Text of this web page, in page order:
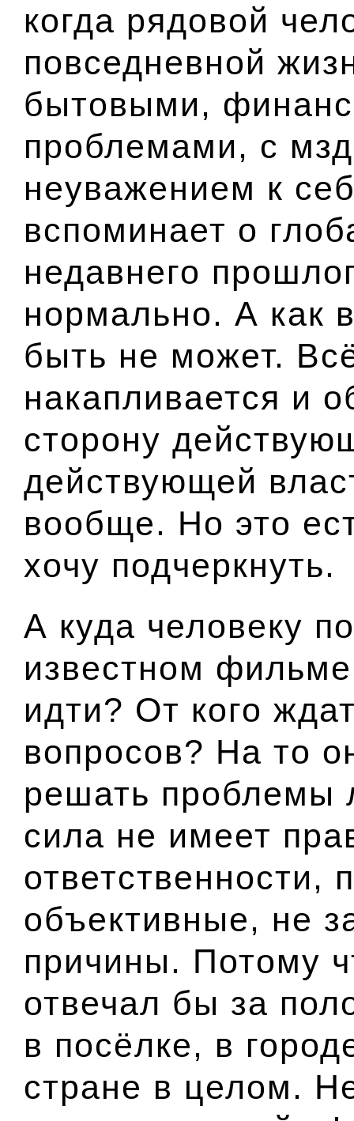
когда рядовой
повседневной
бытовыми,
проблемами, с
неуважением к
вспоминает о
недавнего
нормально. А как
быть не может.
накапливается и
сторону
действующей
вообще. Но это
хочу подчеркнуть.
А куда человеку
известном
идти? От кого
вопросов? На то
решать проблемы
сила не имеет
ответственности,
объективные, не
причины. Потому
отвечал бы за
в посёлке, в
стране в целом.